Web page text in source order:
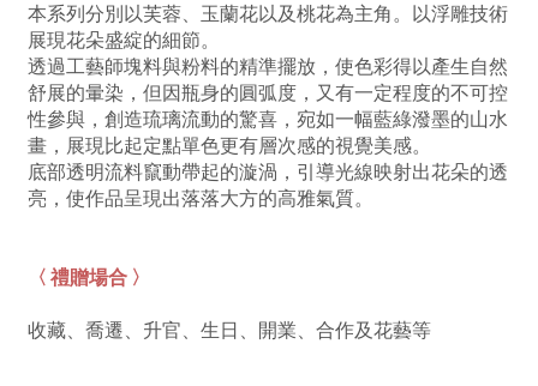
本系列分別以芙蓉、玉蘭花以及桃花為主角。以浮雕技術
展現花朵盛綻的細節。
透過工藝師塊料與粉料的精準擺放，使色彩得以產生自然
舒展的暈染，但因瓶身的圓弧度，又有一定程度的不可控
性參與，創造琉璃流動的驚喜，宛如一幅藍綠潑墨的山水
畫，展現比起定點單色更有層次感的視覺美感。
底部透明流料竄動帶起的漩渦，引導光線映射出花朵的透
亮，使作品呈現出落落大方的高雅氣質。
〈 禮贈場合 〉
收藏、喬遷、升官、生日、開業、合作及花藝等